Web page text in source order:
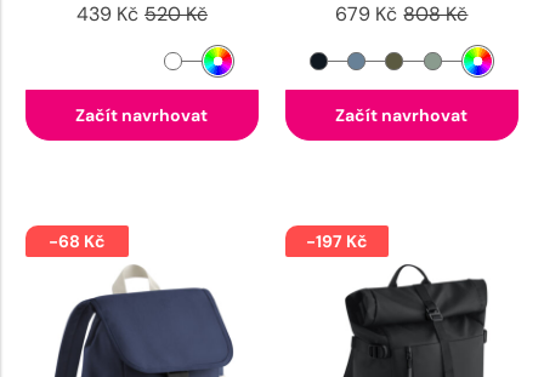
439 Kč 520 Kč
Začít navrhovat
679 Kč 808 Kč
Začít navrhovat
-68 Kč -197 Kč